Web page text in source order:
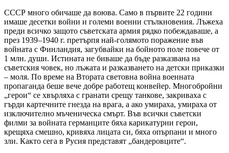
СССР много обичаше да воюва. Само в първите 22 години
имаше десетки войни и големи военни стълкновения. Лъжеха
преди всичко защото съветската армия рядко побеждаваше, а
през 1939–1940 г. претърпя най-голямото поражение във
войната с Финландия, загубвайки на бойното поле повече от
1 млн. души. Истината не биваше да бъде разказвана на
съветския човек, но лъжата и разказването на детски приказки
– моля. По време на Втората световна война военната
пропаганда беше вече добре работещ конвейер. Многобройни
„герои“ се хвърляха с гранати срещу танкове, закриваха с
гърди картечните гнезда на врага, а ако умираха, умираха от
изключително мъченическа смърт. Във всички съветски
филми за войната германците бяха карикатурни герои,
крещяха смешно, кривяха лицата си, бяха опърпани и много
зли. Както сега в Русия представят „бандеровците“.